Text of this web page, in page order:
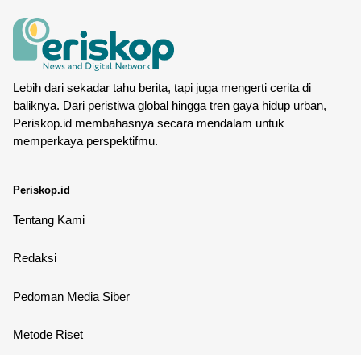
Lebih dari sekadar tahu berita, tapi juga mengerti cerita di
baliknya. Dari peristiwa global hingga tren gaya hidup urban,
Periskop.id membahasnya secara mendalam untuk
memperkaya perspektifmu.
Periskop.id
Tentang Kami
Redaksi
Pedoman Media Siber
Metode Riset